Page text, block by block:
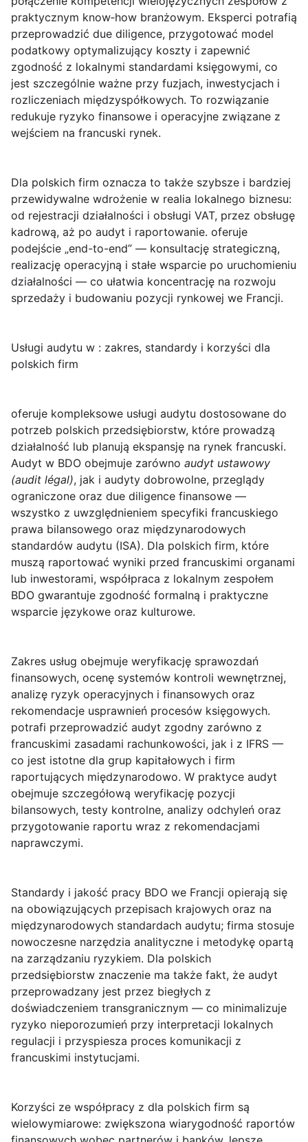
praktycznym know‑how branżowym. Eksperci potrafią
przeprowadzić due diligence, przygotować model
podatkowy optymalizujący koszty i zapewnić
zgodność z lokalnymi standardami księgowymi, co
jest szczególnie ważne przy fuzjach, inwestycjach i
rozliczeniach międzyspółkowych. To rozwiązanie
redukuje ryzyko finansowe i operacyjne związane z
wejściem na francuski rynek.
Dla polskich firm oznacza to także szybsze i bardziej
przewidywalne wdrożenie w realia lokalnego biznesu:
od rejestracji działalności i obsługi VAT, przez obsługę
kadrową, aż po audyt i raportowanie. oferuje
podejście „end-to-end” — konsultację strategiczną,
realizację operacyjną i stałe wsparcie po uruchomieniu
działalności — co ułatwia koncentrację na rozwoju
sprzedaży i budowaniu pozycji rynkowej we Francji.
Usługi audytu w : zakres, standardy i korzyści dla
polskich firm
oferuje kompleksowe usługi audytu dostosowane do
potrzeb polskich przedsiębiorstw, które prowadzą
działalność lub planują ekspansję na rynek francuski.
Audyt w BDO obejmuje zarówno audyt ustawowy
(audit légal), jak i audyty dobrowolne, przeglądy
ograniczone oraz due diligence finansowe —
wszystko z uwzględnieniem specyfiki francuskiego
prawa bilansowego oraz międzynarodowych
standardów audytu (ISA). Dla polskich firm, które
muszą raportować wyniki przed francuskimi organami
lub inwestorami, współpraca z lokalnym zespołem
BDO gwarantuje zgodność formalną i praktyczne
wsparcie językowe oraz kulturowe.
Zakres usług obejmuje weryfikację sprawozdań
finansowych, ocenę systemów kontroli wewnętrznej,
analizę ryzyk operacyjnych i finansowych oraz
rekomendacje usprawnień procesów księgowych.
potrafi przeprowadzić audyt zgodny zarówno z
francuskimi zasadami rachunkowości, jak i z IFRS —
co jest istotne dla grup kapitałowych i firm
raportujących międzynarodowo. W praktyce audyt
obejmuje szczegółową weryfikację pozycji
bilansowych, testy kontrolne, analizy odchyleń oraz
przygotowanie raportu wraz z rekomendacjami
naprawczymi.
Standardy i jakość pracy BDO we Francji opierają się
na obowiązujących przepisach krajowych oraz na
międzynarodowych standardach audytu; firma stosuje
nowoczesne narzędzia analityczne i metodykę opartą
na zarządzaniu ryzykiem. Dla polskich
przedsiębiorstw znaczenie ma także fakt, że audyt
przeprowadzany jest przez biegłych z
doświadczeniem transgranicznym — co minimalizuje
ryzyko nieporozumień przy interpretacji lokalnych
regulacji i przyspiesza proces komunikacji z
francuskimi instytucjami.
Korzyści ze współpracy z dla polskich firm są
wielowymiarowe: zwiększona wiarygodność raportów